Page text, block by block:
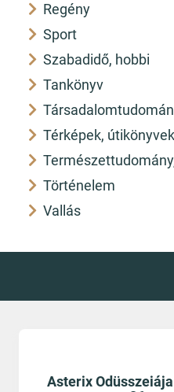
Regény
Sport
Szabadidő, hobbi
Tankönyv
Térképek, útikönyvek
Történelem
Vallás
Asterix